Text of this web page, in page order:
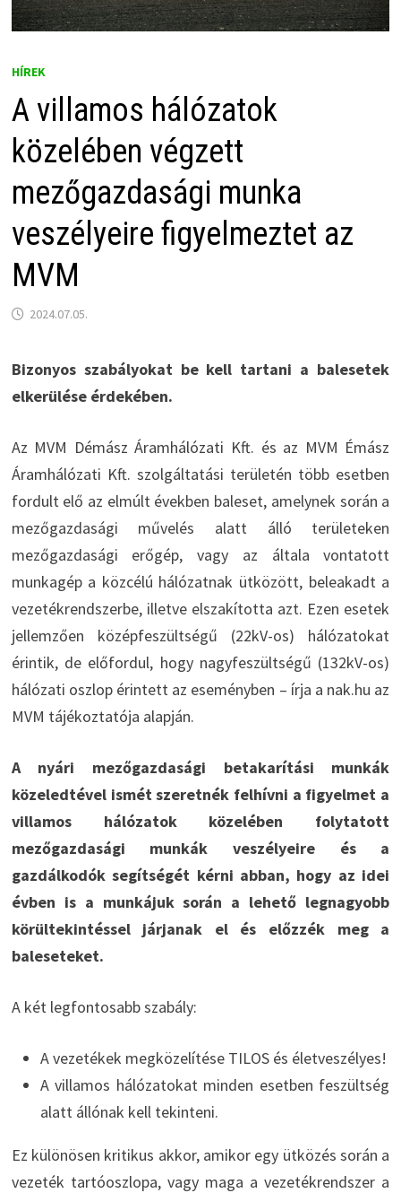
HÍREK
A villamos hálózatok
közelében végzett
mezőgazdasági munka
veszélyeire figyelmeztet az
MVM
2024.07.05.
Bizonyos szabályokat be kell tartani a balesetek
elkerülése érdekében.
Az MVM Démász Áramhálózati Kft. és az MVM Émász
Áramhálózati Kft. szolgáltatási területén több esetben
fordult elő az elmúlt években baleset, amelynek során a
mezőgazdasági művelés alatt álló területeken
mezőgazdasági erőgép, vagy az általa vontatott
munkagép a közcélú hálózatnak ütközött, beleakadt a
vezetékrendszerbe, illetve elszakította azt. Ezen esetek
jellemzően középfeszültségű (22kV-os) hálózatokat
érintik, de előfordul, hogy nagyfeszültségű (132kV-os)
hálózati oszlop érintett az eseményben – írja a nak.hu az
MVM tájékoztatója alapján.
A nyári mezőgazdasági betakarítási munkák
közeledtével ismét szeretnék felhívni a figyelmet a
villamos hálózatok közelében folytatott
mezőgazdasági munkák veszélyeire és a
gazdálkodók segítségét kérni abban, hogy az idei
évben is a munkájuk során a lehető legnagyobb
körültekintéssel járjanak el és előzzék meg a
baleseteket.
A két legfontosabb szabály:
A vezetékek megközelítése TILOS és életveszélyes!
A villamos hálózatokat minden esetben feszültség
alatt állónak kell tekinteni.
Ez különösen kritikus akkor, amikor egy ütközés során a
vezeték tartóoszlopa, vagy maga a vezetékrendszer a